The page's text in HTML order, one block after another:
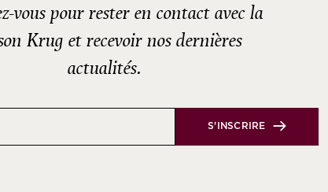
vous pour rester en contact avec la
Krug et recevoir nos dernières
actualités.
S'INSCRIRE